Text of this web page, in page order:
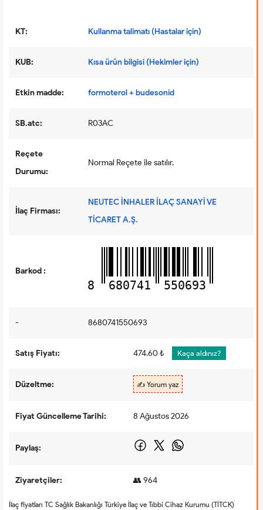
KT: Kullanma talimatı (Hastalar için)
KUB: Kısa ürün bilgisi (Hekimler için)
Etkin madde: formoterol + budesonid
SB.atc: R03AC
Reçete
Durumu:
Normal Reçete ile satılır.
İlaç Firması:
NEUTEC İNHALER İLAÇ SANAYİ VE
TİCARET A.Ş.
Barkod :
8 680741 550693
- 8680741550693
Satış Fiyatı: 474.60 ₺ Kaça aldınız?
Düzeltme: ✍️ Yorum yaz
Fiyat Güncelleme Tarihi: 8 Ağustos 2026
Paylaş:
Ziyaretçiler: 👥 964
İlaç fiyatları TC Sağlık Bakanlığı Türkiye İlaç ve Tıbbi Cihaz Kurumu (TİTCK)